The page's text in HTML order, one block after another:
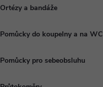
Ortézy a bandáže
Pomůcky do koupelny a na WC
Pomůcky pro sebeobsluhu